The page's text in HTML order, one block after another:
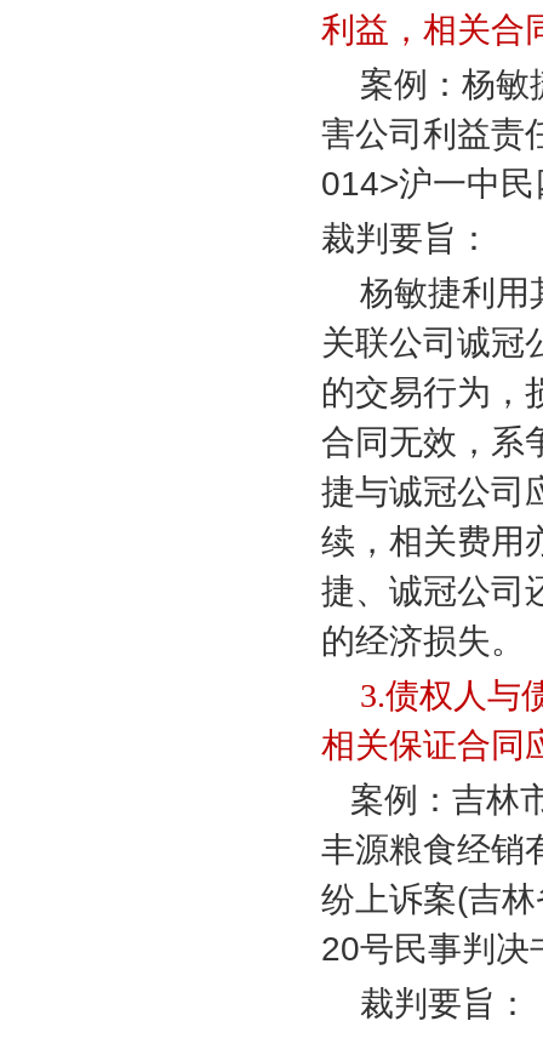
利益，相关合
案例：杨敏
害公司利益责
014>沪一中民
裁判要旨：
杨敏捷利用
关联公司诚冠
的交易行为，
合同无效，系
捷与诚冠公司
续，相关费用
捷、诚冠公司
的经济损失。
3.债权人与
相关保证合同
案例：吉林
丰源粮食经销
纷上诉案(吉
20号民事判决
裁判要旨：